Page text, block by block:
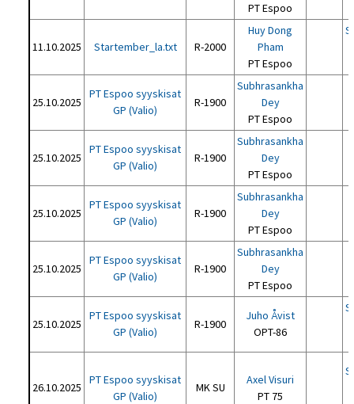
PT Espoo
11.10.2025 Startember_la.txt R-2000
Huy Dong
Pham
PT Espoo
25.10.2025
PT Espoo syyskisat
GP (Valio)
R-1900
Subhrasankha
Dey
PT Espoo
25.10.2025
PT Espoo syyskisat
GP (Valio)
R-1900
Subhrasankha
Dey
PT Espoo
25.10.2025
PT Espoo syyskisat
GP (Valio)
R-1900
Subhrasankha
Dey
PT Espoo
25.10.2025
PT Espoo syyskisat
GP (Valio)
R-1900
Subhrasankha
Dey
PT Espoo
25.10.2025
PT Espoo syyskisat
GP (Valio)
R-1900
Juho Åvist
OPT-86
26.10.2025
PT Espoo syyskisat
GP (Valio)
MK SU
Axel Visuri
PT 75